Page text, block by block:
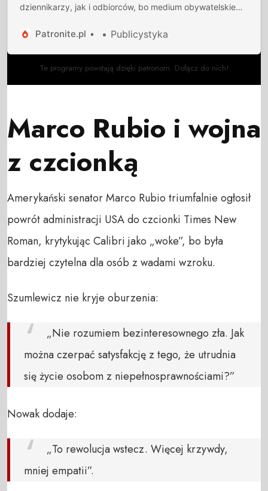
dziennikarzy, jak i odbiorców, bo medium obywatelskie
dziennikarzami a odbiorcami.
Patronite.pl Publicystyka
Te programy powstają dzięki patronom. Dołącz do nich!
Marco Rubio i wojna
z czcionką
Amerykański senator Marco Rubio triumfalnie ogłosił
powrót administracji USA do czcionki Times New
Roman, krytykując Calibri jako „woke”, bo była
bardziej czytelna dla osób z wadami wzroku.
Szumlewicz nie kryje oburzenia:
„Nie rozumiem bezinteresownego zła. Jak
można czerpać satysfakcję z tego, że utrudnia
się życie osobom z niepełnosprawnościami?”
Nowak dodaje:
„To rewolucja wstecz. Więcej krzywdy,
mniej empatii”.